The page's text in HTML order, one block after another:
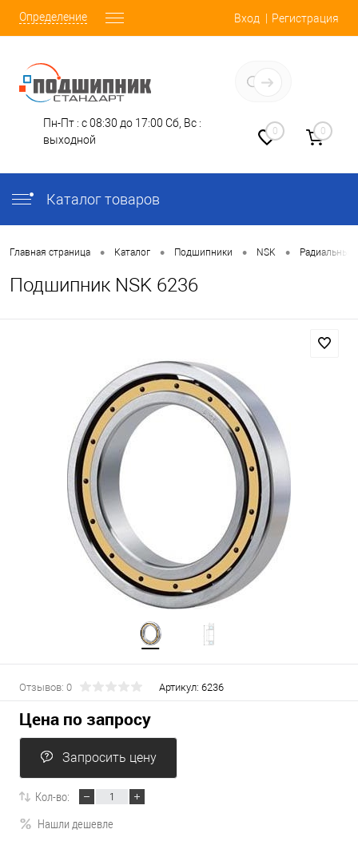
Определение Вход Регистрация
Пн-Пт : с 08:30 до 17:00 Сб, Вс :
выходной
0 0
Каталог товаров
Главная страница • Каталог • Подшипники • NSK •
Подшипник NSK 6236
Отзывов: 0 Артикул: 6236
Цена по запросу
Запросить цену
Кол-во:
Нашли дешевле